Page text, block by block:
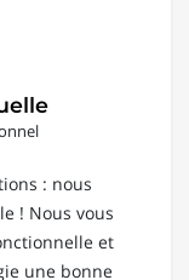
: nous
! Nous vous
et
une bonne